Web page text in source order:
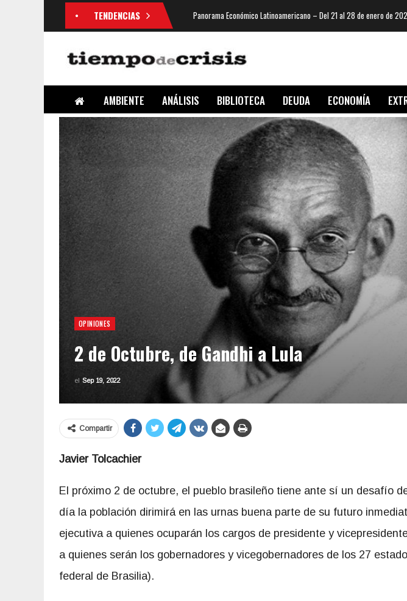
TENDENCIAS Panorama Económico Latinoamericano – Del 21 al 28 de enero de
AMBIENTE ANÁLISIS BIBLIOTECA DEUDA ECONOMÍA
OPINIONES
2 de Octubre, de Gandhi a Lula
el Sep 19, 2022
Compartir
Javier Tolcachier
El próximo 2 de octubre, el pueblo brasileño tiene ante sí un desafío
día la población dirimirá en las urnas buena parte de su futuro
ejecutiva a quienes ocuparán los cargos de presidente y
a quienes serán los gobernadores y vicegobernadores de los 27
federal de Brasilia).